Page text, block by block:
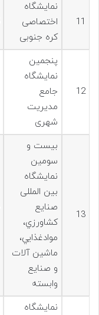
11
نمایشگاه
اختصاصی
کره جنوبی
12
پنجمين
نمایشگاه
جامع
مدیریت
شهری
13
بيست و
سومين
نمایشگاه
بین المللی
صنايع
كشاورزي،
موادغذایي،
ماشین آلات
و صنايع
وابسته
نمایشگاه